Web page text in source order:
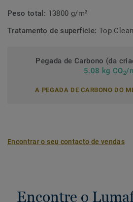
Peso total: 13800 g/m²
Tratamento de superfície: Top
Pegada de Carbono (da
5.08 kg CO2/
A PEGADA DE CARBONO DO
Encontrar o seu contacto de vendas
Encontre o